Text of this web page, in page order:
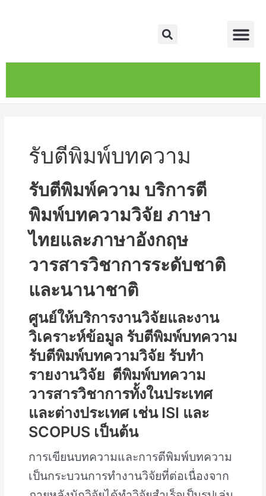
Search
รับตีพิมพ์บทความ
รับตีพิมพ์ความ บริการตี
พิมพ์บทความวิจัย ภาษา
ไทยและภาษาอังกฤษ
วารสารวิชาการระดับชาติ
และนานาชาติ
ศูนย์ให้บริการงานวิจัยและงาน
วิเคราะห์ข้อมูล รับตีพิมพ์บทความ
รับตีพิมพ์บทความวิจัย รับทำ
รายงานวิจัย ตีพิมพ์บทความ
วารสารวิชาการทั้งในประเทศ
และต่างประเทศ เช่น ISI และ
SCOPUS เป็นต้น
การเขียนบทความและการตีพิมพ์บทความ
เป็นกระบวนการทำงานวิจัยที่ต่อเนื่องจาก